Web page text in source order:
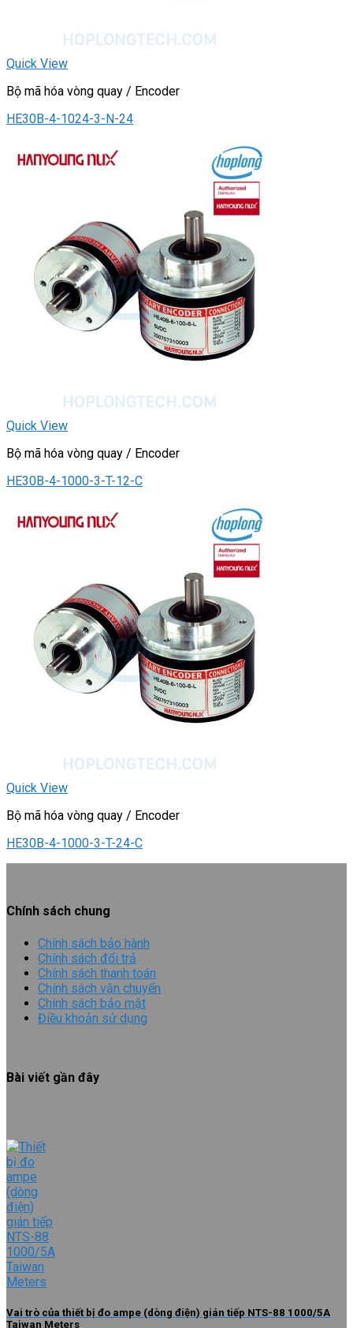
Quick View
Bộ mã hóa vòng quay / Encoder
HE30B-4-1024-3-N-24
Quick View
Bộ mã hóa vòng quay / Encoder
HE30B-4-1000-3-T-12-C
Quick View
Bộ mã hóa vòng quay / Encoder
HE30B-4-1000-3-T-24-C
Chính sách chung
Chính sách bảo hành
Chính sách đổi trả
Chính sách thanh toán
Chính sách vận chuyển
Chính sách bảo mật
Điều khoản sử dụng
Bài viết gần đây
Vai trò của thiết bị đo ampe (dòng điện) gián tiếp NTS-88 1000/5A
Taiwan Meters